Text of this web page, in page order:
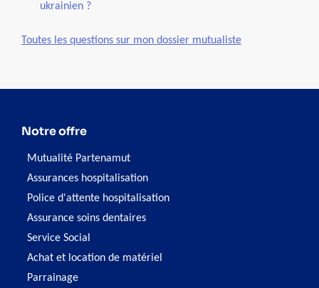
ukrainien ?
Toutes les questions sur mon dossier mutualiste
Notre offre
Mutualité Partenamut
Assurances hospitalisation
Police d'attente hospitalisation
Assurance soins dentaires
Service Social
Achat et location de matériel
Parrainage